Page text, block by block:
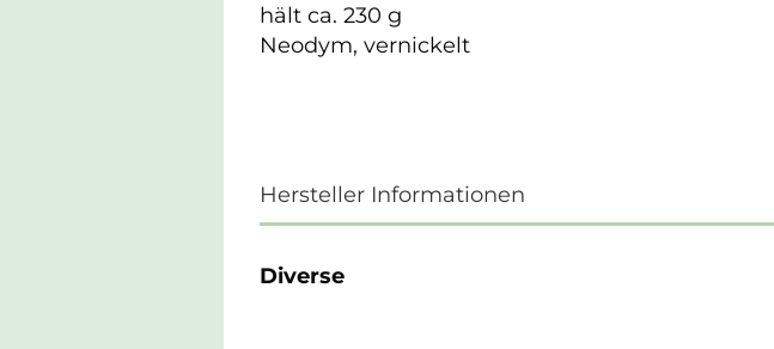
hält ca. 230 g
Neodym, vernickelt
Hersteller Informationen
Diverse